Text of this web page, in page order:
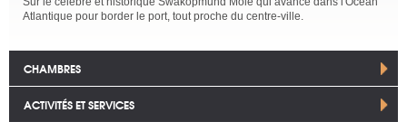
Atlantique pour border le port, tout proche du centre-ville.
CHAMBRES
ACTIVITÉS ET SERVICES